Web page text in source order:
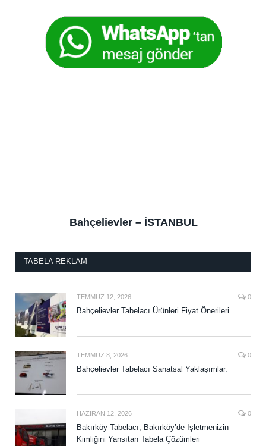
Bahçelievler – İSTANBUL
TABELA REKLAM
TEMMUZ 12, 2026 0
Bahçelievler Tabelacı Ürünleri Fiyat Önerileri
TEMMUZ 8, 2026 0
Bahçelievler Tabelacı Sanatsal Yaklaşımlar.
HAZIRAN 12, 2026 0
Bakırköy Tabelacı, Bakırköy’de İşletmenizin
Kimliğini Yansıtan Tabela Çözümleri